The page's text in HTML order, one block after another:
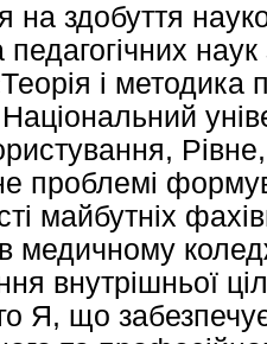
на здобуття
і методика
проблемі
майбутніх
медичному
внутрішньої
Я, що